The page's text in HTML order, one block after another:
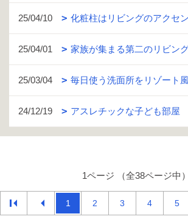
25/04/10 化粧柱はリビングのアクセ
25/04/01 家族が集まる第二のリビン
25/03/04 毎日使う洗面所をリゾート
24/12/19 アスレチックな子ども部屋
1ページ （全38ページ中）
1 2 3 4 5